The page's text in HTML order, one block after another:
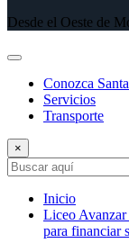
Desde el Oeste de
Conozca
Servicios
Transporte
×
Inicio
Liceo Avanzar
para financiar